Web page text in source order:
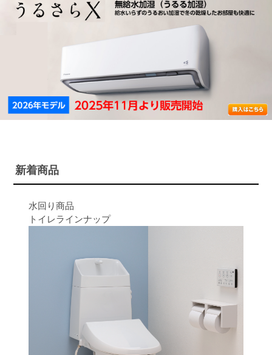
新着商品
水回り商品
トイレラインナップ